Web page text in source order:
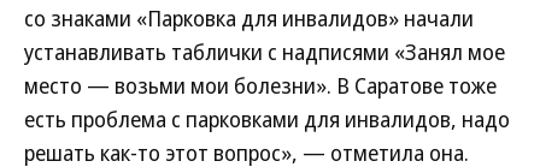
со знаками «Парковка для инвалидов» начали
устанавливать таблички с надписями «Занял мое
место — возьми мои болезни». В Саратове тоже
есть проблема с парковками для инвалидов, надо
решать как-то этот вопрос», — отметила она.